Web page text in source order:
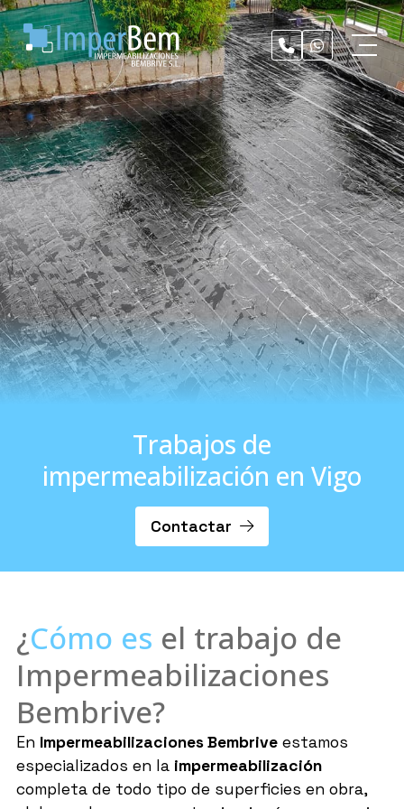
Trabajos de
impermeabilización en Vigo
Contactar
¿Cómo es el trabajo de
Impermeabilizaciones
Bembrive?
En Impermeabilizaciones Bembriveestamos
especializados en la impermeabilización
completa de todo tipo de superficies en obra,